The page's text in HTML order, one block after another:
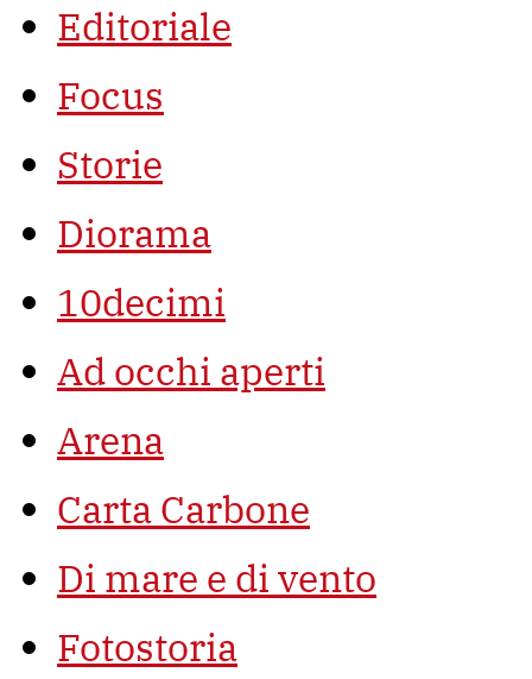
Editoriale
Focus
Storie
Diorama
10decimi
Ad occhi aperti
Arena
Carta Carbone
Di mare e di vento
Fotostoria